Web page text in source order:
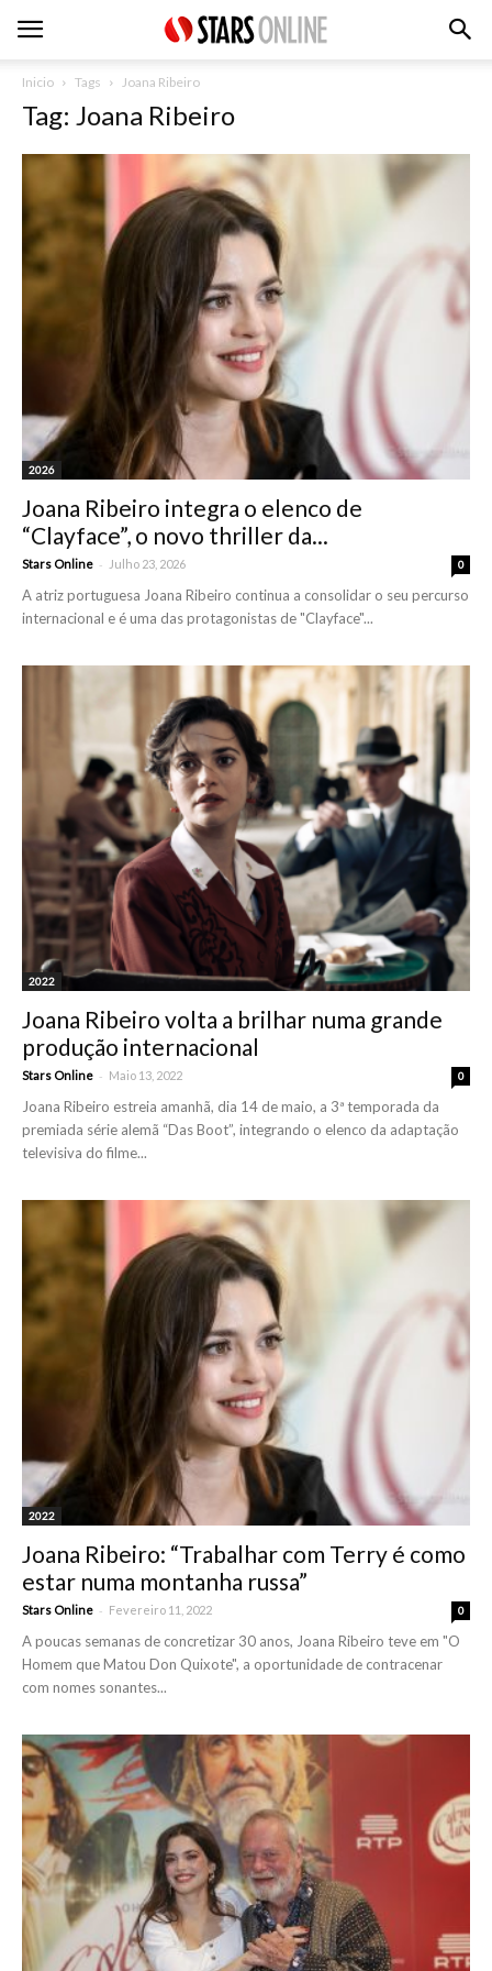
Inicio Tags Joana Ribeiro
Tag: Joana Ribeiro
2026
Joana Ribeiro integra o elenco de
“Clayface”, o novo thriller da...
Stars Online - Julho 23, 2026 0
A atriz portuguesa Joana Ribeiro continua a consolidar o seu percurso
internacional e é uma das protagonistas de "Clayface"...
2022
Joana Ribeiro volta a brilhar numa grande
produção internacional
Stars Online - Maio 13, 2022 0
Joana Ribeiro estreia amanhã, dia 14 de maio, a 3ª temporada da
premiada série alemã “Das Boot”, integrando o elenco da adaptação
televisiva do filme...
2022
Joana Ribeiro: “Trabalhar com Terry é como
estar numa montanha russa”
Stars Online - Fevereiro 11, 2022 0
A poucas semanas de concretizar 30 anos, Joana Ribeiro teve em "O
Homem que Matou Don Quixote", a oportunidade de contracenar
com nomes sonantes...